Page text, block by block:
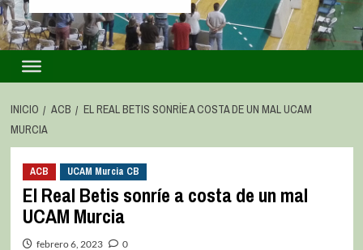
INICIO ACB
EL REAL BETIS SONRÍE A COSTA DE UN MAL UCAM
MURCIA
ACB UCAM Murcia CB
El Real Betis sonríe a costa de un mal
UCAM Murcia
febrero 6, 2023 0